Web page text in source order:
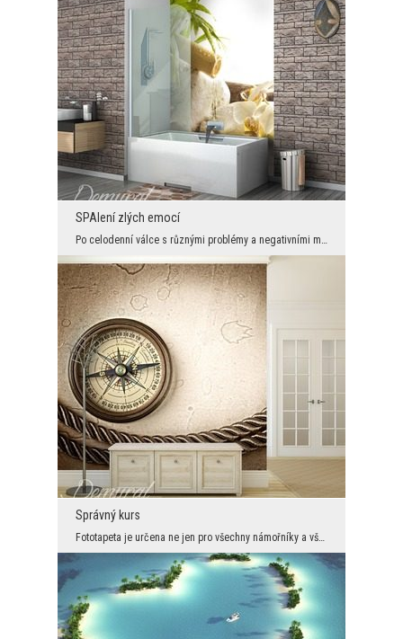
SPAlení zlých emocí
Po celodenní válce s různými problémy a negativními myšlenkami, přišel čas na očištění se od těch...
Správný kurs
Fototapeta je určena ne jen pro všechny námořníky a všechny stopaře dekoračních trendů. Buzola je...